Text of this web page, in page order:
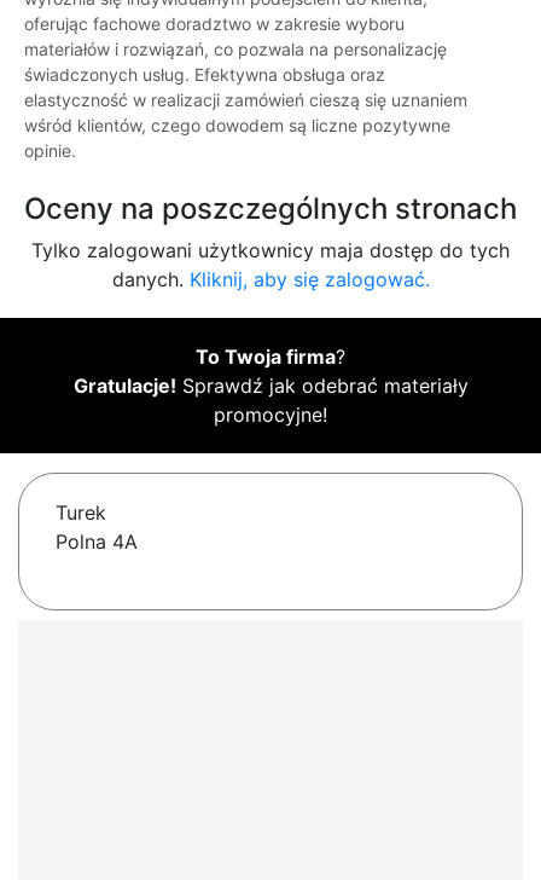
oferując fachowe doradztwo w zakresie wyboru
materiałów i rozwiązań, co pozwala na personalizację
świadczonych usług. Efektywna obsługa oraz
elastyczność w realizacji zamówień cieszą się uznaniem
wśród klientów, czego dowodem są liczne pozytywne
opinie.
Oceny na poszczególnych stronach
Tylko zalogowani użytkownicy maja dostęp do tych
danych. Kliknij, aby się zalogować.
To Twoja firma?
Gratulacje! Sprawdź jak odebrać materiały
promocyjne!
Turek
Polna 4A